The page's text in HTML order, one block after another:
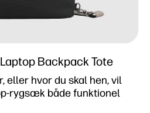
Backpack Tote
eller hvor du skal hen, vil
rygsæk både funktionel